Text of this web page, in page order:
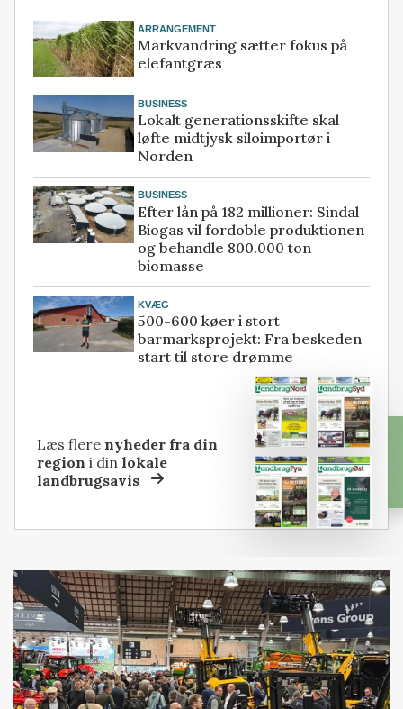
ARRANGEMENT
Markvandring sætter fokus på
elefantgræs
BUSINESS
Lokalt generationsskifte skal
løfte midtjysk siloimportør i
Norden
BUSINESS
Efter lån på 182 millioner: Sindal
Biogas vil fordoble produktionen
og behandle 800.000 ton
biomasse
KVÆG
500-600 køer i stort
barmarksprojekt: Fra beskeden
start til store drømme
Læs flere nyheder fra din
region i dinlokale
landbrugsavis